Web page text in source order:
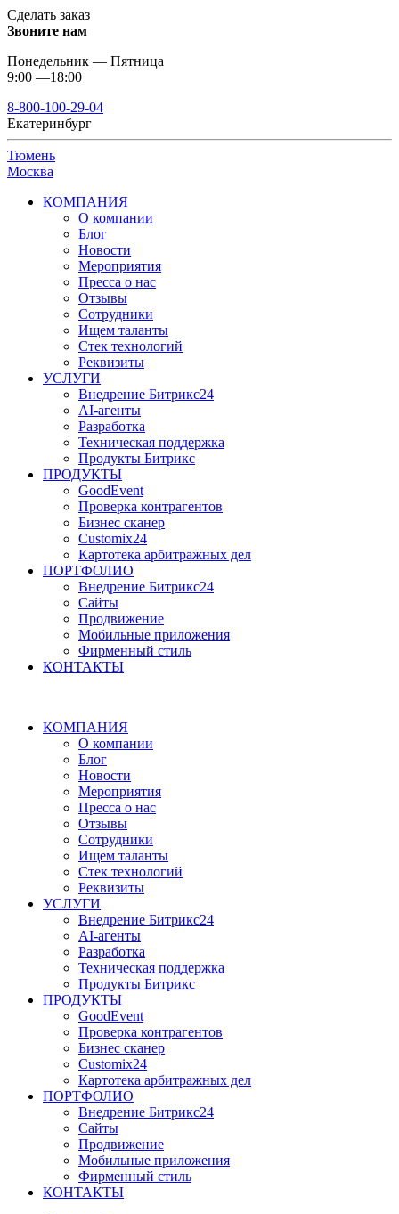
Сделать заказ
Звоните нам
Понедельник — Пятница
9:00 —18:00
8-800-100-29-04
Екатеринбург
Тюмень
Москва
КОМПАНИЯ
О компании
Блог
Новости
Мероприятия
Пресса о нас
Отзывы
Сотрудники
Ищем таланты
Стек технологий
Реквизиты
УСЛУГИ
Внедрение Битрикс24
AI-агенты
Разработка
Техническая поддержка
Продукты Битрикс
ПРОДУКТЫ
GoodEvent
Проверка контрагентов
Бизнес сканер
Customix24
Картотека арбитражных дел
ПОРТФОЛИО
Внедрение Битрикс24
Сайты
Продвижение
Мобильные приложения
Фирменный стиль
КОНТАКТЫ
КОМПАНИЯ
О компании
Блог
Новости
Мероприятия
Пресса о нас
Отзывы
Сотрудники
Ищем таланты
Стек технологий
Реквизиты
УСЛУГИ
Внедрение Битрикс24
AI-агенты
Разработка
Техническая поддержка
Продукты Битрикс
ПРОДУКТЫ
GoodEvent
Проверка контрагентов
Бизнес сканер
Customix24
Картотека арбитражных дел
ПОРТФОЛИО
Внедрение Битрикс24
Сайты
Продвижение
Мобильные приложения
Фирменный стиль
КОНТАКТЫ